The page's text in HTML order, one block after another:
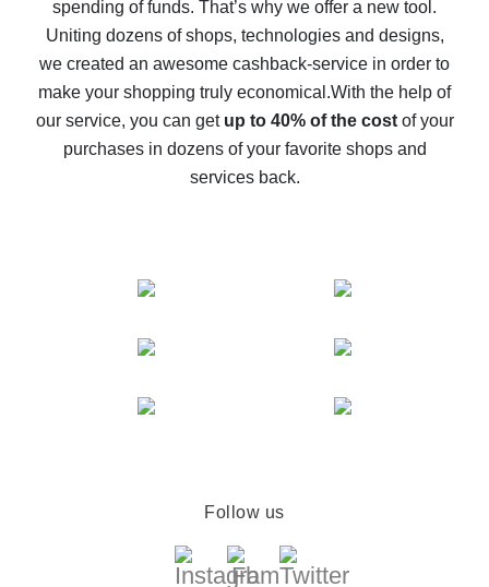
10% cash back on AliExpress - the impossible is
possible
The best cash back on AliExpress - how to find it
The best cash back service for AliExpress - let's
compare offers
spending of funds. That’s why we offer a new tool.
Uniting dozens of shops, technologies and designs,
we created an awesome cashback-service in order to
make your shopping truly economical.With the help of
our service, you can get up to 40% of the costof your
purchases in dozens of your favorite shops and
services back.
Follow us